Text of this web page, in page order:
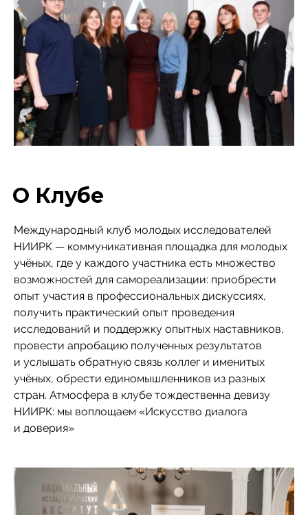
О Клубе
Международный клуб молодых исследователей
НИИРК — коммуникативная площадка для молодых
учёных, где у каждого участника есть множество
возможностей для самореализации: приобрести
опыт участия в профессиональных дискуссиях,
получить практический опыт проведения
исследований и поддержку опытных наставников,
провести апробацию полученных результатов
и услышать обратную связь коллег и именитых
учёных, обрести единомышленников из разных
стран. Атмосфера в клубе тождественна девизу
НИИРК: мы воплощаем «Искусство диалога
и доверия»